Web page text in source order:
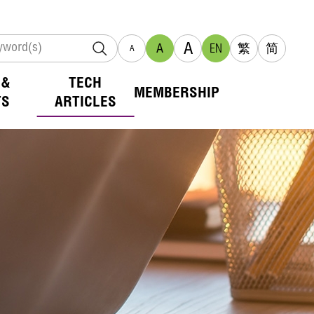
A A A EN 繁 简
TECH
ARTICLES
MEMBERSHIP